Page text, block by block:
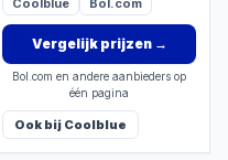
Coolblue Bol.com
Vergelijk prijzen→
Bol.com en andere aanbieders op
één pagina
Ook bij Coolblue